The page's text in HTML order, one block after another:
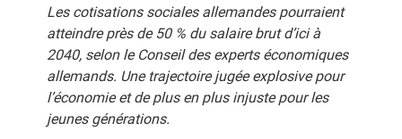
Les cotisations sociales allemandes pourraient
atteindre près de 50 % du salaire brut d’ici à
2040, selon le Conseil des experts économiques
allemands. Une trajectoire jugée explosive pour
l’économie et de plus en plus injuste pour les
jeunes générations.